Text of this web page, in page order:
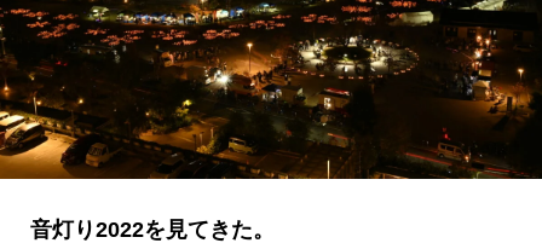
音灯り2022を見てきた。